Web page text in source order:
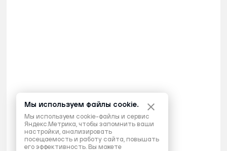
Мы используем файлы cookie.
Мы используем cookie-файлы и сервис
Яндекс.Метрика, чтобы запомнить ваши
настройки, анализировать
посещаемость и работу сайта, повышать
его эффективность. Вы можете